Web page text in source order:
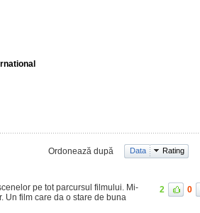
Ordonează după Data Rating
pe tot parcursul filmului. Mi-
Un film care da o stare de buna
2 0